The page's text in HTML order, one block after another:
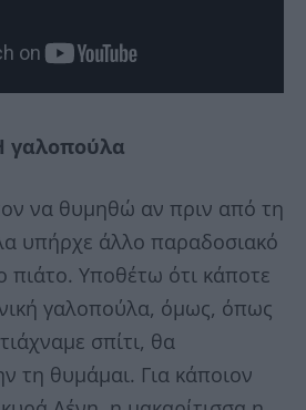
γαλοπούλα
να θυμηθώ αν πριν από τη
υπήρχε άλλο παραδοσιακό
πιάτο. Υποθέτω ότι κάποτε
γαλοπούλα, όμως, όπως
σπίτι, θα
τη θυμάμαι. Για κάποιον